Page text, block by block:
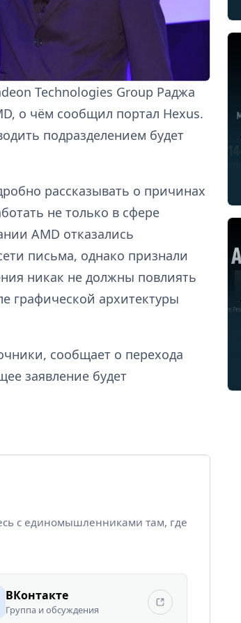
Technologies Group Раджа
о чём сообщил портал Hexus.
подразделением будет
рассказывать о причинах
не только в сфере
AMD отказались
письма, однако признали
никак не должны повлиять
графической архитектуры
сообщает о перехода
заявление будет
с единомышленниками там, где
ВКонтакте
Группа и обсуждения